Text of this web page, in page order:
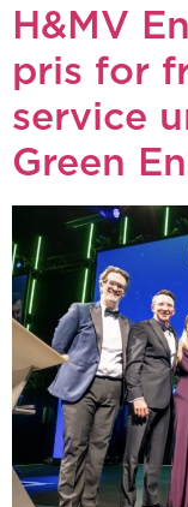
H&MV
pris for
service
Green